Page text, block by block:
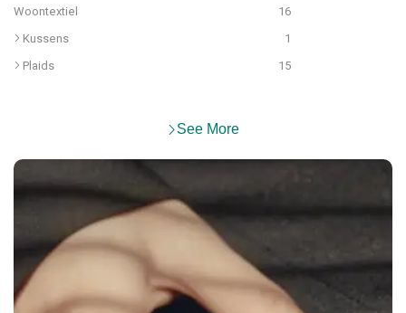
Woontextiel
16
Kussens
1
Plaids
15
See More